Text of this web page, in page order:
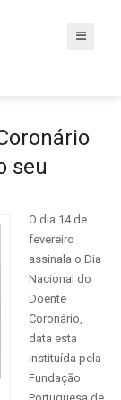
seu
O dia 14 de
fevereiro
assinala o Dia
Nacional do
Doente
Coronário,
data esta
instituída pela
Fundação